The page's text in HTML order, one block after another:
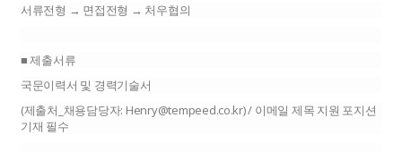
서류전형 → 면접전형 → 처우협의
■ 제출서류
국문이력서 및 경력기술서
(제출처_채용담당자: Henry@tempeed.co.kr) / 이메일 제목 지원 포지션
기재 필수